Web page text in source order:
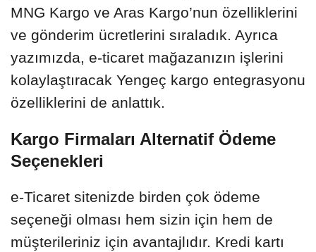
MNG Kargo ve Aras Kargo’nun özelliklerini
ve gönderim ücretlerini sıraladık. Ayrıca
yazımızda, e-ticaret mağazanızın işlerini
kolaylaştıracak Yengeç kargo entegrasyonu
özelliklerini de anlattık.
Kargo Firmaları Alternatif Ödeme
Seçenekleri
e-Ticaret sitenizde birden çok ödeme
seçeneği olması hem sizin için hem de
müşterileriniz için avantajlıdır. Kredi kartı